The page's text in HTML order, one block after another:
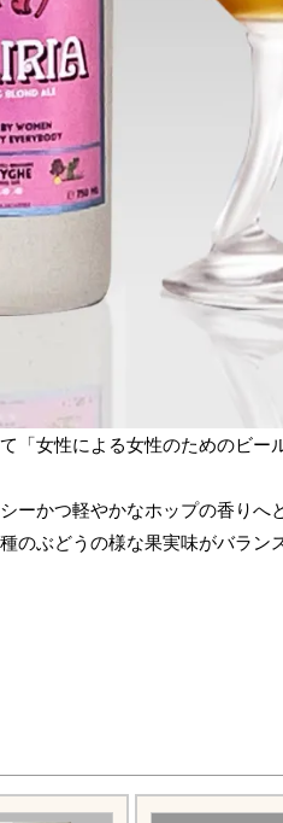
「女性による女性のためのビー
ーかつ軽やかなホップの香りへ
のぶどうの様な果実味がバラン